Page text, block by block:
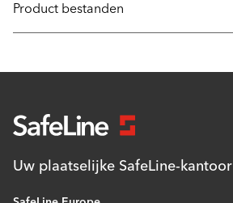
Product bestanden
Uw plaatselijke SafeLine-kantoor